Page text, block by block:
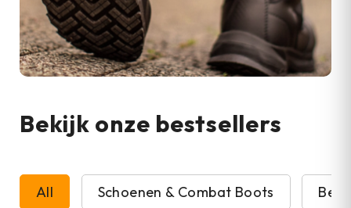
Bekijk onze bestsellers
All Schoenen & Combat Boots